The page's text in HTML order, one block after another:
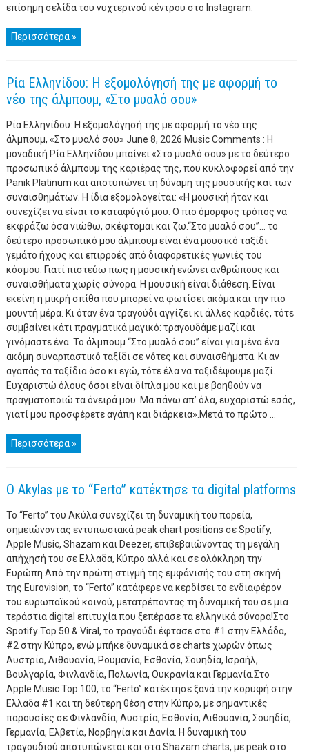
επίσημη σελίδα του νυχτερινού κέντρου στο Instagram.
Περισσότερα »
Ρία Ελληνίδου: Η εξομολόγησή της με αφορμή το
νέο της άλμπουμ, «Στο μυαλό σου»
Ρία Ελληνίδου: Η εξομολόγησή της με αφορμή το νέο της
άλμπουμ, «Στο μυαλό σου» June 8, 2026 Music Comments : Η
μοναδική Ρία Ελληνίδου μπαίνει «Στο μυαλό σου» με το δεύτερο
προσωπικό άλμπουμ της καριέρας της, που κυκλοφορεί από την
Panik Platinum και αποτυπώνει τη δύναμη της μουσικής και των
συναισθημάτων. Η ίδια εξομολογείται: «Η μουσική ήταν και
συνεχίζει να είναι το καταφύγιό μου. Ο πιο όμορφος τρόπος να
εκφράζω όσα νιώθω, σκέφτομαι και ζω.“Στο μυαλό σου”… το
δεύτερο προσωπικό μου άλμπουμ είναι ένα μουσικό ταξίδι
γεμάτο ήχους και επιρροές από διαφορετικές γωνιές του
κόσμου. Γιατί πιστεύω πως η μουσική ενώνει ανθρώπους και
συναισθήματα χωρίς σύνορα. Η μουσική είναι διάθεση. Είναι
εκείνη η μικρή σπίθα που μπορεί να φωτίσει ακόμα και την πιο
μουντή μέρα. Κι όταν ένα τραγούδι αγγίζει κι άλλες καρδιές, τότε
συμβαίνει κάτι πραγματικά μαγικό: τραγουδάμε μαζί και
γινόμαστε ένα. Το άλμπουμ “Στο μυαλό σου” είναι για μένα ένα
ακόμη συναρπαστικό ταξίδι σε νότες και συναισθήματα. Κι αν
αγαπάς τα ταξίδια όσο κι εγώ, τότε έλα να ταξιδέψουμε μαζί.
Ευχαριστώ όλους όσοι είναι δίπλα μου και με βοηθούν να
πραγματοποιώ τα όνειρά μου. Μα πάνω απ’ όλα, ευχαριστώ εσάς,
γιατί μου προσφέρετε αγάπη και διάρκεια».Μετά το πρώτο ...
Περισσότερα »
Ο Akylas με το “Ferto” κατέκτησε τα digital platforms
Το “Ferto” του Ακύλα συνεχίζει τη δυναμική του πορεία,
σημειώνοντας εντυπωσιακά peak chart positions σε Spotify,
Apple Music, Shazam και Deezer, επιβεβαιώνοντας τη μεγάλη
απήχησή του σε Ελλάδα, Κύπρο αλλά και σε ολόκληρη την
Ευρώπη.Από την πρώτη στιγμή της εμφάνισής του στη σκηνή
της Eurovision, το “Ferto” κατάφερε να κερδίσει το ενδιαφέρον
του ευρωπαϊκού κοινού, μετατρέποντας τη δυναμική του σε μια
τεράστια digital επιτυχία που ξεπέρασε τα ελληνικά σύνορα!Στο
Spotify Top 50 & Viral, το τραγούδι έφτασε στο #1 στην Ελλάδα,
#2 στην Κύπρο, ενώ μπήκε δυναμικά σε charts χωρών όπως
Αυστρία, Λιθουανία, Ρουμανία, Εσθονία, Σουηδία, Ισραήλ,
Βουλγαρία, Φινλανδία, Πολωνία, Ουκρανία και Γερμανία.Στο
Apple Music Top 100, το “Ferto” κατέκτησε ξανά την κορυφή στην
Ελλάδα #1 και τη δεύτερη θέση στην Κύπρο, με σημαντικές
παρουσίες σε Φινλανδία, Αυστρία, Εσθονία, Λιθουανία, Σουηδία,
Γερμανία, Ελβετία, Νορβηγία και Δανία. Η δυναμική του
τραγουδιού αποτυπώνεται και στα Shazam charts, με peak στο